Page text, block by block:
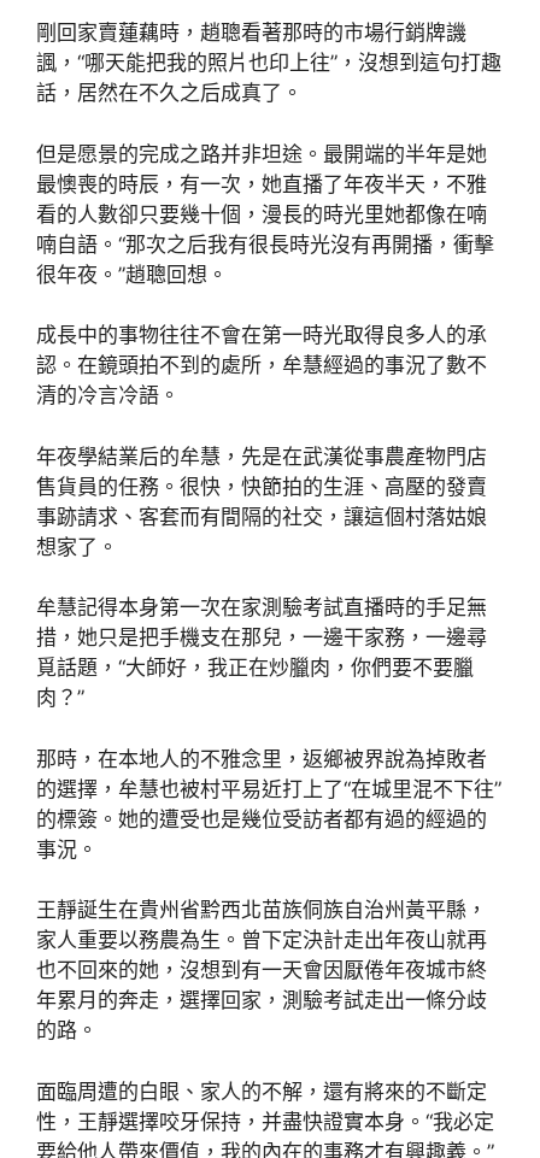
剛回家賣蓮藕時，趙聰看著那時的市場行銷牌譏
諷，“哪天能把我的照片也印上往”，沒想到這句打趣
話，居然在不久之后成真了。
但是愿景的完成之路并非坦途。最開端的半年是她
最懊喪的時辰，有一次，她直播了年夜半天，不雅
看的人數卻只要幾十個，漫長的時光里她都像在喃
喃自語。“那次之后我有很長時光沒有再開播，衝擊
很年夜。”趙聰回想。
成長中的事物往往不會在第一時光取得良多人的承
認。在鏡頭拍不到的處所，牟慧經過的事況了數不
清的冷言冷語。
年夜學結業后的牟慧，先是在武漢從事農產物門店
售貨員的任務。很快，快節拍的生涯、高壓的發賣
事跡請求、客套而有間隔的社交，讓這個村落姑娘
想家了。
牟慧記得本身第一次在家測驗考試直播時的手足無
措，她只是把手機支在那兒，一邊干家務，一邊尋
覓話題，“大師好，我正在炒臘肉，你們要不要臘
肉？”
那時，在本地人的不雅念里，返鄉被界說為掉敗者
的選擇，牟慧也被村平易近打上了“在城里混不下往”
的標簽。她的遭受也是幾位受訪者都有過的經過的
事況。
王靜誕生在貴州省黔西北苗族侗族自治州黃平縣，
家人重要以務農為生。曾下定決計走出年夜山就再
也不回來的她，沒想到有一天會因厭倦年夜城市終
年累月的奔走，選擇回家，測驗考試走出一條分歧
的路。
面臨周遭的白眼、家人的不解，還有將來的不斷定
性，王靜選擇咬牙保持，并盡快證實本身。“我必定
要給他人帶來價值，我的內在的事務才有興趣義。”